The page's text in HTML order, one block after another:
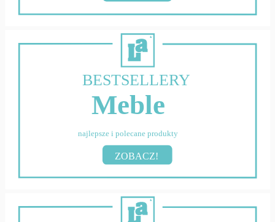
BESTSELLERY
Meble
najlepsze i polecane produkty
ZOBACZ!